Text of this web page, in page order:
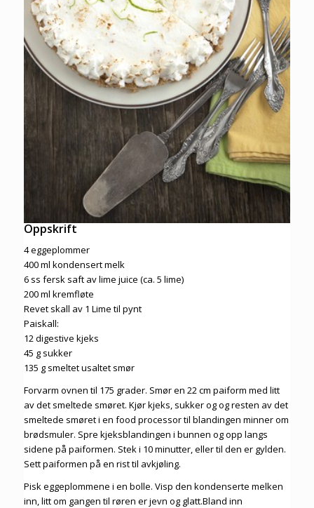
Oppskrift
4 eggeplommer
400 ml kondensert melk
6 ss fersk saft av lime juice (ca. 5 lime)
200 ml kremfløte
Revet skall av 1 Lime til pynt
Paiskall:
12 digestive kjeks
45 g sukker
135 g smeltet usaltet smør
Forvarm ovnen til 175 grader. Smør en 22 cm paiform med litt
av det smeltede smøret. Kjør kjeks, sukker og og resten av det
smeltede smøret i en food processor til blandingen minner om
brødsmuler. Spre kjeksblandingen i bunnen og opp langs
sidene på paiformen. Stek i 10 minutter, eller til den er gylden.
Sett paiformen på en rist til avkjøling.
Pisk eggeplommene i en bolle. Visp den kondenserte melken
inn, litt om gangen til røren er jevn og glatt.Bland inn